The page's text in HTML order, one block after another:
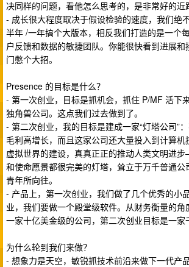
决同样的问题，看他怎么思考的，是非常好的近
- 成长很大程度取决于假设检验的速度，我们绝
半年 /一年搞个大版本，相反我们打造的是一个
户反馈和数据的敏捷团队。你能很快看到进展和
门憋个大招。
Presence 的目标是什么？
- 第一次创业，目标是抓机会，抓住 P/MF 活下
独角兽公司。这点我们过去做到了。
- 第二次创业，我的目标是建成一家“灯塔公司”
毛利高增长，而且这家公司还大量投入到计算机
虚拟世界的建设，真真正正的推动人类文明进
和使命愿景都很完美的灯塔，耸立于万千普通
青年所向往。
- 产品上，第一次创业，我们做了几个优秀的小
业，我们要做一个殿堂级软件。从财务衡量的角
一家十亿美金级的公司，第二次创业目标是一家
为什么轮到我们来做？
- 想象力是天空，敏锐抓技术前沿来做下一代产